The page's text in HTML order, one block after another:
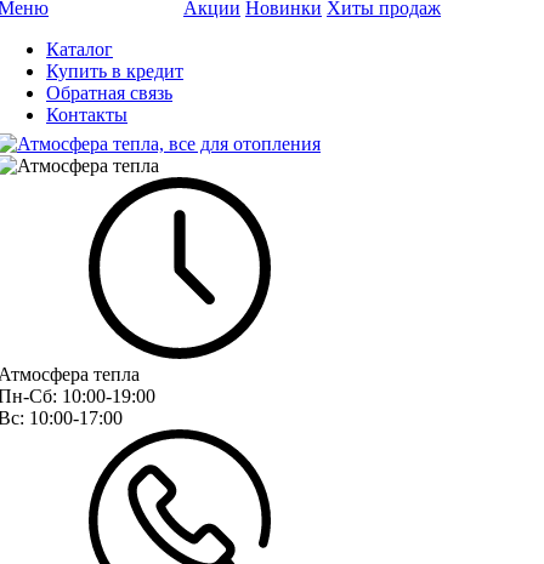
Каталог
Купить в кредит
Обратная связь
Контакты
Акции Новинки Хиты продаж
тепла
Сб: 10:00-19:00
10:00-17:00